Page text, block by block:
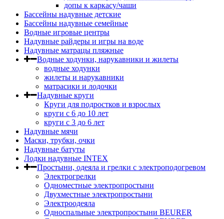
допы к каркасу/чаши
Бассейны надувные детские
Бассейны надувные семейные
Водные игровые центры
Надувные райдеры и игры на воде
Надувные матрацы пляжные
Водные ходунки, нарукавники и жилеты
водные ходунки
жилеты и нарукавники
матрасики и лодочки
Надувные круги
Круги для подростков и взрослых
круги с 6 до 10 лет
круги c 3 до 6 лет
Надувные мячи
Маски, трубки, очки
Надувные батуты
Лодки надувные INTEX
Простыни, одеяла и грелки с электроподогревом
Электрогрелки
Одноместные электропростыни
Двухместные электропростыни
Электроодеяла
Односпальные электропростыни BEURER